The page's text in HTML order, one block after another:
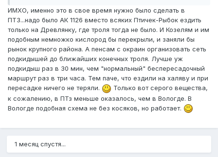
ИМХО, именно это в свое время нужно было сделать в
ПТЗ...надо было АК 1126 вместо всяких Птичек-Рыбок ездить
только на Древлянку, где троля тогда не было. И Козелям и им
подобным немножко кислород бы перекрыли, и заняли бы
рынок крупного района. А пенсам с окраин организовать сеть
подкидышей до ближайших конечных троля. Лучше уж
подкидыш раз в 30 мин, чем "нормальный" беспересадочный
маршрут раз в три часа. Тем паче, что ездили на халяву и при
пересадке ничего не теряли.
Только вот серого вещества,
к сожалению, в ПТз меньше оказалось, чем в Вологде. В
Вологде подобная схема не без косяков, но работает.
1 месяц спустя...